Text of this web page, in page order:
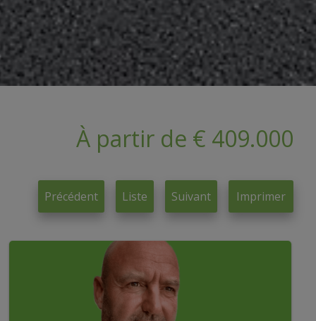
À partir de € 409.000
Précédent Liste Suivant Imprimer